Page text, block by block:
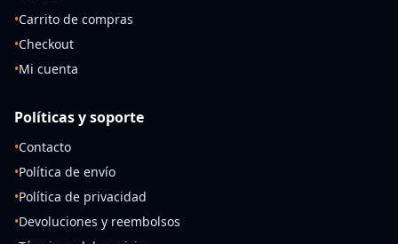
•Carrito de compras
•Checkout
•Mi cuenta
Políticas y soporte
•Contacto
•Política de envío
•Política de privacidad
•Devoluciones y reembolsos